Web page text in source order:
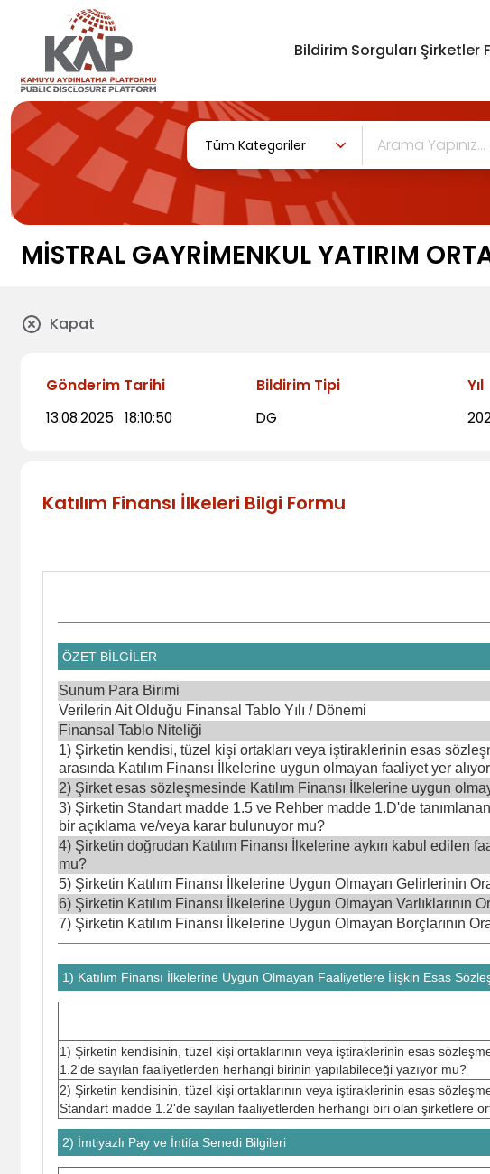
Bildirim Sorguları Şirketler
Tüm Kategoriler
MİSTRAL GAYRİMENKUL YATIRIM
Kapat
Gönderim Tarihi
13.08.2025 18:10:50
Bildirim Tipi
DG
Yıl
Katılım Finansı İlkeleri Bilgi Formu
ÖZET BİLGİLER
Sunum Para Birimi
Verilerin Ait Olduğu Finansal Tablo Yılı / Dönemi
Finansal Tablo Niteliği
1) Şirketin kendisi, tüzel kişi ortakları veya iştiraklerinin esas
arasında Katılım Finansı İlkelerine uygun olmayan faaliyet yer
2) Şirket esas sözleşmesinde Katılım Finansı İlkelerine uygun
3) Şirketin Standart madde 1.5 ve Rehber madde 1.D'de
bir açıklama ve/veya karar bulunuyor mu?
4) Şirketin doğrudan Katılım Finansı İlkelerine aykırı kabul edilen
mu?
5) Şirketin Katılım Finansı İlkelerine Uygun Olmayan Gelirlerinin
6) Şirketin Katılım Finansı İlkelerine Uygun Olmayan Varlıklarının
7) Şirketin Katılım Finansı İlkelerine Uygun Olmayan Borçlarının
1) Katılım Finansı İlkelerine Uygun Olmayan Faaliyetlere İlişkin Esas
1) Şirketin kendisinin, tüzel kişi ortaklarının veya iştiraklerinin esas
1.2'de sayılan faaliyetlerden herhangi birinin yapılabileceği yazıyor mu?
2) Şirketin kendisinin, tüzel kişi ortaklarının veya iştiraklerinin esas
Standart madde 1.2'de sayılan faaliyetlerden herhangi biri olan şirketlere
2) İmtiyazlı Pay ve İntifa Senedi Bilgileri